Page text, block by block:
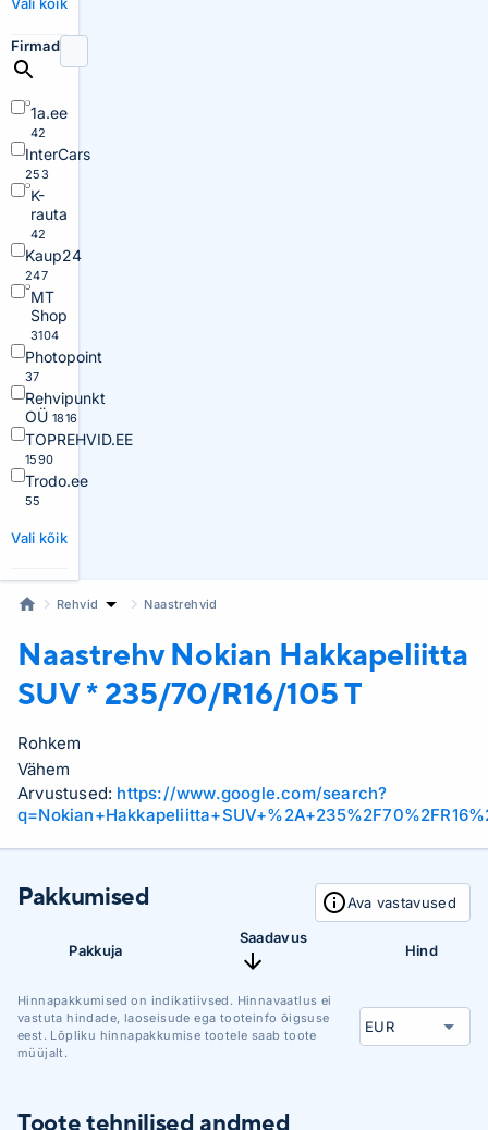
Firmad
1a.ee
42
InterCars
253
K-
rauta
42
Kaup24
247
MT
Shop
3104
Photopoint
37
Rehvipunkt
OÜ 1816
TOPREHVID.EE
1590
Trodo.ee
55
Vali kõik
Rehvid Naastrehvid
Naastrehv Nokian Hakkapeliitta
SUV * 235/70/R16/105 T
Rohkem
Vähem
Arvustused: https://www.google.com/search?
Pakkumised Ava vastavused
Pakkuja
Saadavus
Hind
Hinnapakkumised on indikatiivsed. Hinnavaatlus ei
vastuta hindade, laoseisude ega tooteinfo õigsuse
eest. Lõpliku hinnapakkumise tootele saab toote
müüjalt.
Toote tehnilised andmed